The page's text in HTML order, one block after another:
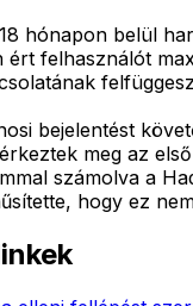
hónapon belül
felhasználót
bejelentést
meg az
számolva a
hogy ez